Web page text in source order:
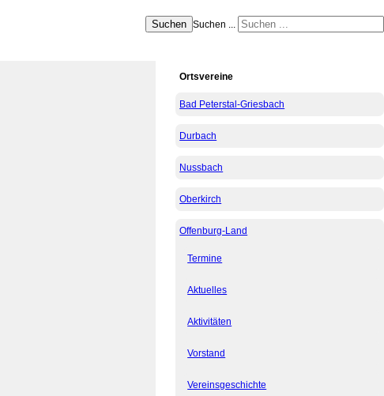
Suchen Suchen ...
Ortsvereine
Bad Peterstal-Griesbach
Durbach
Nussbach
Oberkirch
Offenburg-Land
Termine
Aktuelles
Aktivitäten
Vorstand
Vereinsgeschichte